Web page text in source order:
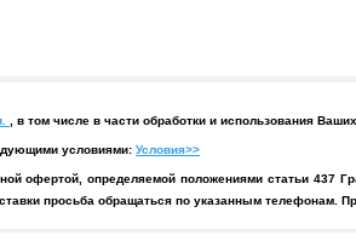
, в том числе в части обработки и использования
условиями: Условия>>
офертой, определяемой положениями статьи 437
просьба обращаться по указанным телефонам.